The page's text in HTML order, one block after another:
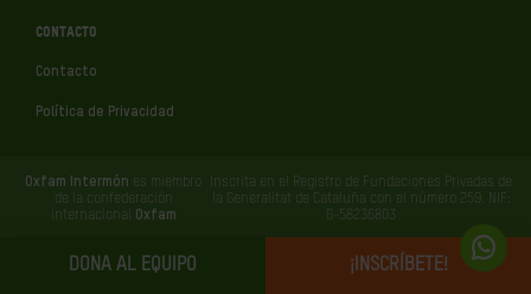
DONA AL EQUIPO ¡INSCRÍBETE!
CONTACTO
Contacto
Política de Privacidad
Oxfam Intermón es miembro
de la confederación
internacional Oxfam
Inscrita en el Registro de Fundaciones Privadas de
la Generalitat de Cataluña con el número 259. NIF:
G-58236803